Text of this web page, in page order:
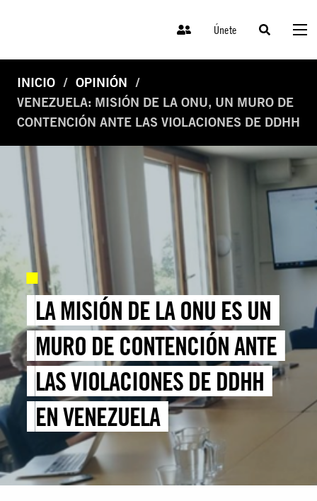
Únete
INICIO
OPINIÓN
VENEZUELA: MISIÓN DE LA ONU, UN MURO DE
CONTENCIÓN ANTE LAS VIOLACIONES DE DDHH
LA MISIÓN DE LA ONU ES UN
MURO DE CONTENCIÓN ANTE
LAS VIOLACIONES DE DDHH
EN VENEZUELA